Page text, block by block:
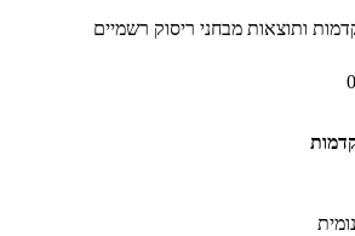
ותוצאות מבחני ריסוק רשמיים
0